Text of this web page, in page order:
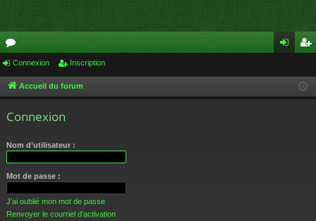
or
u cri
Connexion Inscription
Accueil du forum
Connexion
Nom d’utilisateur :
Mot de passe :
J’ai oublié mon mot de passe
Renvoyer le courriel d’activation